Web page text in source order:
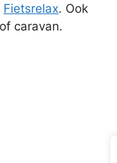
Fietsrelax. Ook
caravan.